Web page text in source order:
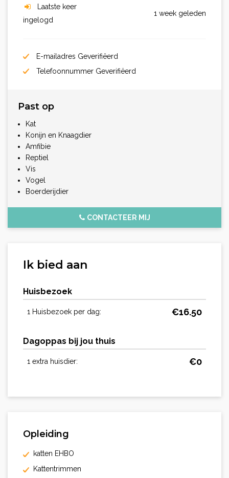
Laatste keer
ingelogd
1 week geleden
E-mailadres Geverifiëerd
Telefoonnummer Geverifiëerd
Past op
Kat
Konijn en Knaagdier
Amfibie
Reptiel
Vis
Vogel
Boerderijdier
CONTACTEER MIJ
Ik bied aan
Huisbezoek
1 Huisbezoek per dag: €16.50
Dagoppas bij jou thuis
1 extra huisdier: €0
Opleiding
katten EHBO
Kattentrimmen